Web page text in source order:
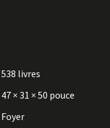
538 livres
47 × 31 × 50 pouce
Foyer